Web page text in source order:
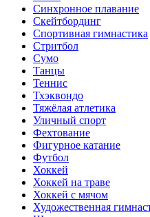
Синхронное плавание
Скейтбординг
Спортивная гимнастика
Стритбол
Сумо
Танцы
Теннис
Тхэквондо
Тяжёлая атлетика
Уличный спорт
Фехтование
Фигурное катание
Футбол
Хоккей
Хоккей на траве
Хоккей с мячом
Художественная